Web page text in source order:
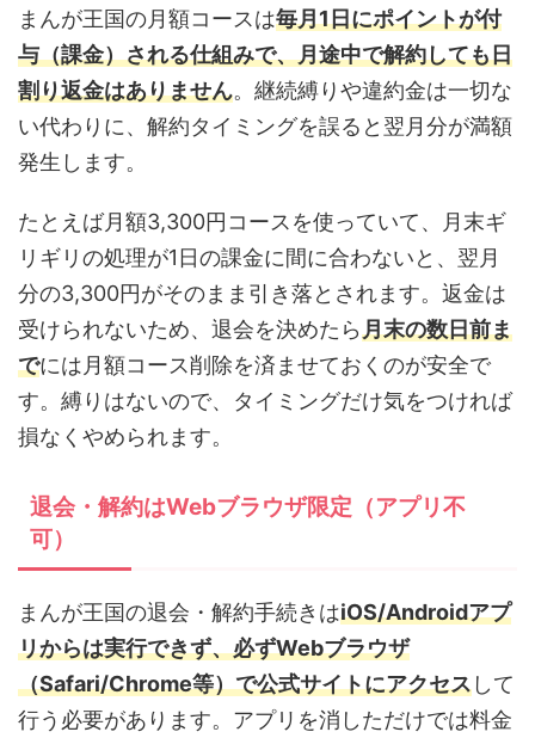
まんが王国の月額コースは毎月1日にポイントが付
与（課金）される仕組みで、月途中で解約しても日
割り返金はありません。継続縛りや違約金は一切な
い代わりに、解約タイミングを誤ると翌月分が満額
発生します。
たとえば月額3,300円コースを使っていて、月末ギ
リギリの処理が1日の課金に間に合わないと、翌月
分の3,300円がそのまま引き落とされます。返金は
受けられないため、退会を決めたら月末の数日前ま
でには月額コース削除を済ませておくのが安全で
す。縛りはないので、タイミングだけ気をつければ
損なくやめられます。
退会・解約はWebブラウザ限定（アプリ不
可）
まんが王国の退会・解約手続きはiOS/Androidアプ
リからは実行できず、必ずWebブラウザ
（Safari/Chrome等）で公式サイトにアクセスして
行う必要があります。アプリを消しただけでは料金